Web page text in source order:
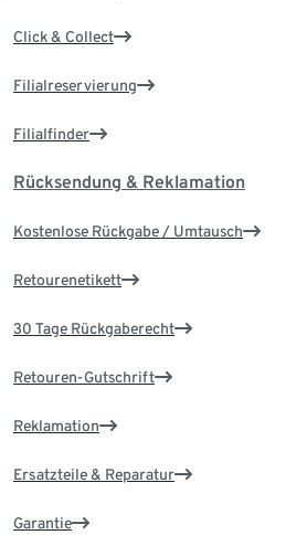
Click & Collect
Filialreservierung
Filialfinder
Rücksendung & Reklamation
Kostenlose Rückgabe / Umtausch
Retourenetikett
30 Tage Rückgaberecht
Retouren-Gutschrift
Reklamation
Ersatzteile & Reparatur
Garantie